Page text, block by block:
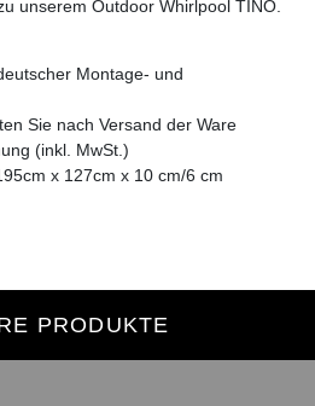
unserem Outdoor Whirlpool TINO.
Montage- und
Sie nach Versand der Ware
(inkl. MwSt.)
x 127cm x 10 cm/6 cm
PRODUKTE